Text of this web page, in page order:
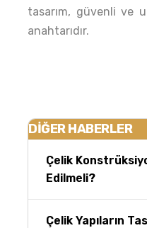
tasarım, güvenli ve
anahtarıdır.
DİĞER HABERLER
Çelik
Edilmeli?
Çelik Yapıların